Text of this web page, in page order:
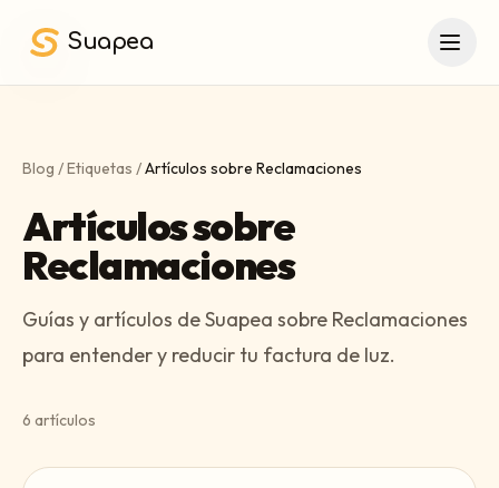
Suapea
Blog /Etiquetas /Artículos sobre Reclamaciones
Artículos sobre
Reclamaciones
Guías y artículos de Suapea sobre Reclamaciones
para entender y reducir tu factura de luz.
6 artículos